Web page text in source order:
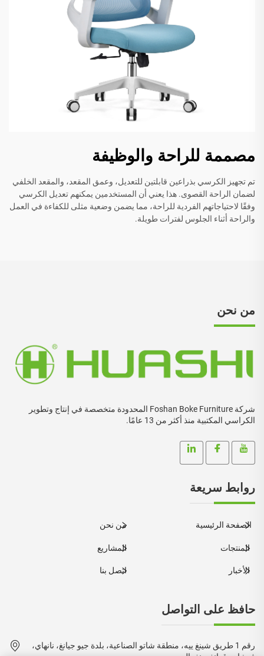
مصممة للراحة والوظيفة
تم تجهيز الكرسي بذراعين قابلتين للتعديل، وعمق المقعد، والمقعد الخلفي
لضمان الراحة القصوى. هذا يعني أن المستخدمين يمكنهم تعديل الكرسي
وفقًا لاحتياجاتهم الفردية للراحة، مما يضمن وضعية مثلى للكفاءة في العمل
والراحة أثناء الجلوس لفترات طويلة.
من نحن
شركة Foshan Boke Furniture المحدودة متخصصة في إنتاج وتطوير
الكراسي المكتبية منذ أكثر من 13 عامًا.
روابط سريعة
الصفحة الرئيسية من نحن
المنتجات المشاريع
الأخبار اتصل بنا
حافظ على التواصل
رقم 1 طريق شينغ ييه، منطقة شاتو الصناعية، بلدة جيو جيانغ، نانهاي،